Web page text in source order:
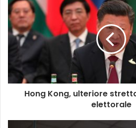
Hong Kong, ulteriore
elettorale